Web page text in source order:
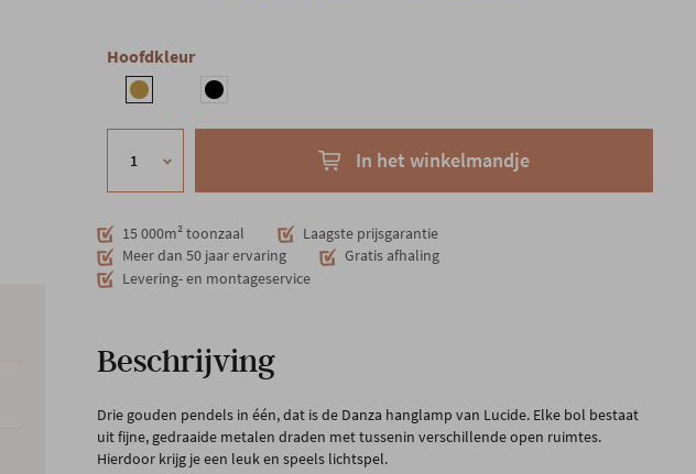
Hoofdkleur
In het winkelmandje
15 000m² toonzaal
Laagste prijsgarantie
Meer dan 50 jaar ervaring
Gratis afhaling
Levering- en montageservice
Beschrijving
Drie gouden pendels in één, dat is de Danza hanglamp van Lucide. Elke bol bestaat
uit fijne, gedraaide metalen draden met tussenin verschillende open ruimtes.
Hierdoor krijg je een leuk en speels lichtspel.